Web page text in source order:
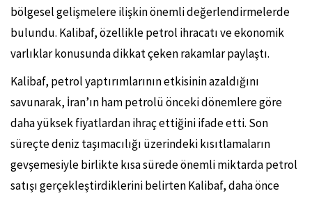
bölgesel gelişmelere ilişkin önemli değerlendirmelerde
bulundu. Kalibaf, özellikle petrol ihracatı ve ekonomik
varlıklar konusunda dikkat çeken rakamlar paylaştı.
Kalibaf, petrol yaptırımlarının etkisinin azaldığını
savunarak, İran’ın ham petrolü önceki dönemlere göre
daha yüksek fiyatlardan ihraç ettiğini ifade etti. Son
süreçte deniz taşımacılığı üzerindeki kısıtlamaların
gevşemesiyle birlikte kısa sürede önemli miktarda petrol
satışı gerçekleştirdiklerini belirten Kalibaf, daha önce